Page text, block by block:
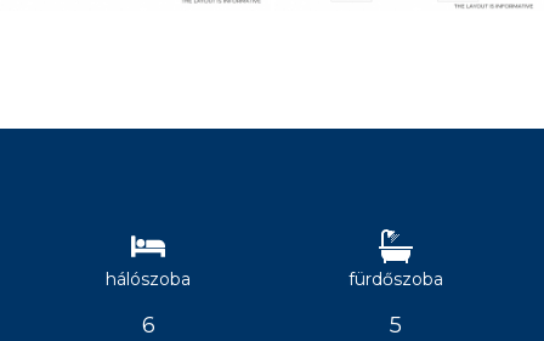
hálószoba
6
fürdőszoba
5